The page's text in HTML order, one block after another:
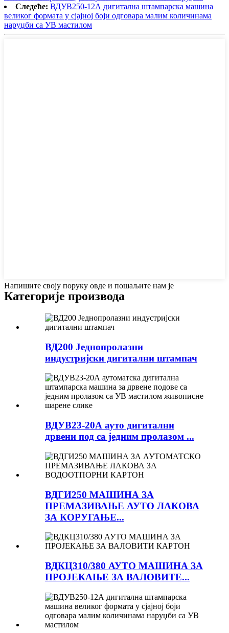
Следеће: ВДУВ250-12А дигитална штампарска машина
великог формата у сјајној боји одговара малим количинама
наруџби са УВ мастилом
Напишите своју поруку овде и пошаљите нам је
Категорије производа
ВД200 Једнопролазни
индустријски дигитални штампач
ВДУВ23-20А ауто дигитални
дрвени под са једним пролазом ...
ВДГИ250 МАШИНА ЗА
ПРЕМАЗИВАЊЕ АУТО ЛАКОВА
ЗА КОРУГАЊЕ...
ВДКЦ310/380 АУТО МАШИНА ЗА
ПРОЈЕКАЊЕ ЗА ВАЛОВИТЕ...